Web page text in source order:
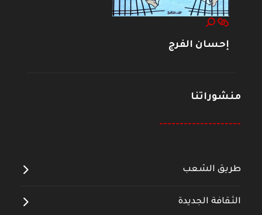
إحسان الفرج
منشوراتنا
--------------------
طريق الشعب
الثقافة الجديدة